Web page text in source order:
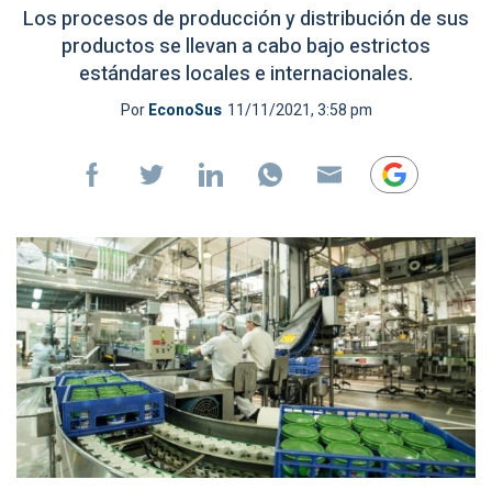
Los procesos de producción y distribución de sus
productos se llevan a cabo bajo estrictos
estándares locales e internacionales.
PorEconoSus 11/11/2021, 3:58 pm